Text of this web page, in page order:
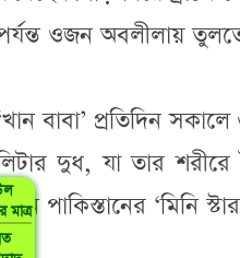
ওজন অবলীলায় তুলতে
বাবা’ প্রতিদিন
দুধ, যা তার শরীরে
পাকিস্তানের ‘মিনি